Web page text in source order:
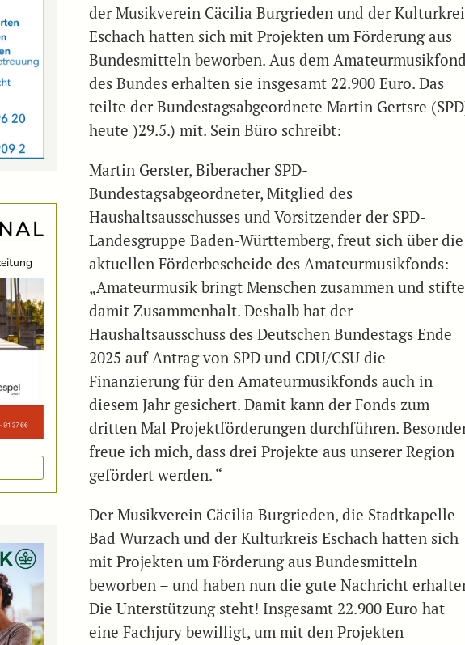
der Musikverein Cäcilia Burgrieden und der
Eschach hatten sich mit Projekten um Förderung aus
Bundesmitteln beworben. Aus dem
des Bundes erhalten sie insgesamt 22.900 Euro. Das
teilte der Bundestagsabgeordnete Martin Gertsre
heute )29.5.) mit. Sein Büro schreibt:
Martin Gerster, Biberacher SPD-
Bundestagsabgeordneter, Mitglied des
Haushaltsausschusses und Vorsitzender der SPD-
Landesgruppe Baden-Württemberg, freut sich über die
aktuellen Förderbescheide des Amateurmusikfonds:
„Amateurmusik bringt Menschen zusammen und
damit Zusammenhalt. Deshalb hat der
Haushaltsausschuss des Deutschen Bundestags Ende
2025 auf Antrag von SPD und CDU/CSU die
Finanzierung für den Amateurmusikfonds auch in
diesem Jahr gesichert. Damit kann der Fonds zum
dritten Mal Projektförderungen durchführen.
freue ich mich, dass drei Projekte aus unserer Region
gefördert werden. “
Der Musikverein Cäcilia Burgrieden, die Stadtkapelle
Bad Wurzach und der Kulturkreis Eschach hatten sich
mit Projekten um Förderung aus Bundesmitteln
beworben – und haben nun die gute Nachricht
Die Unterstützung steht! Insgesamt 22.900 Euro hat
eine Fachjury bewilligt, um mit den Projekten